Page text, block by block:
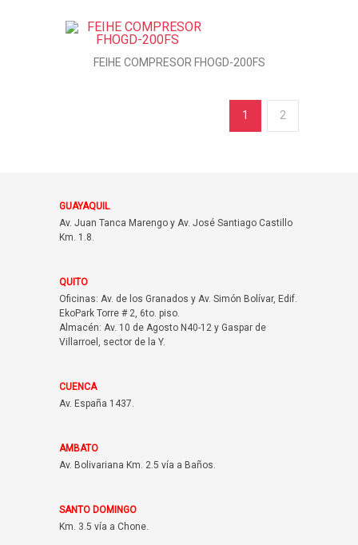
FEIHE COMPRESOR FHOGD-200FS
1 2
GUAYAQUIL
Av. Juan Tanca Marengo y Av. José Santiago Castillo
Km. 1.8.
QUITO
Oficinas: Av. de los Granados y Av. Simón Bolívar, Edif.
EkoPark Torre # 2, 6to. piso.
Almacén: Av. 10 de Agosto N40-12 y Gaspar de
Villarroel, sector de la Y.
CUENCA
Av. España 1437.
AMBATO
Av. Bolivariana Km. 2.5 vía a Baños.
SANTO DOMINGO
Km. 3.5 vía a Chone.